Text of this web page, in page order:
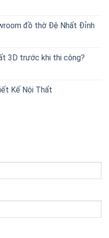
đồ thờ Đệ Nhất Đỉnh
3D trước khi thi công?
Kế Nội Thất